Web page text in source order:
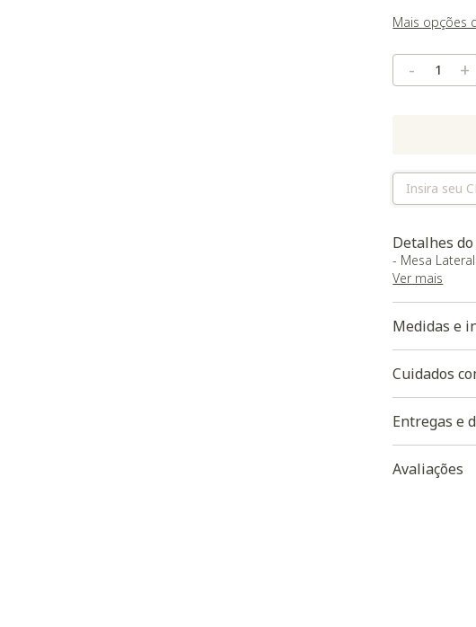
Mais opções
- +
Detalhes
- Mesa
Ver mais
Medidas e
Cuidados
Entregas e
Avaliações